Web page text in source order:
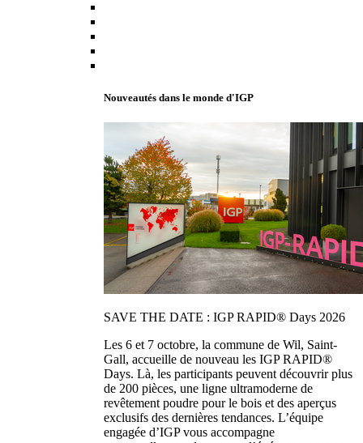
Nouveautés dans le monde d'IGP
SAVE THE DATE : IGP RAPID® Days 2026
Les 6 et 7 octobre, la commune de Wil, Saint-
Gall, accueille de nouveau les IGP RAPID®
Days. Là, les participants peuvent découvrir plus
de 200 pièces, une ligne ultramoderne de
revêtement poudre pour le bois et des aperçus
exclusifs des dernières tendances. L’équipe
engagée d’IGP vous accompagne